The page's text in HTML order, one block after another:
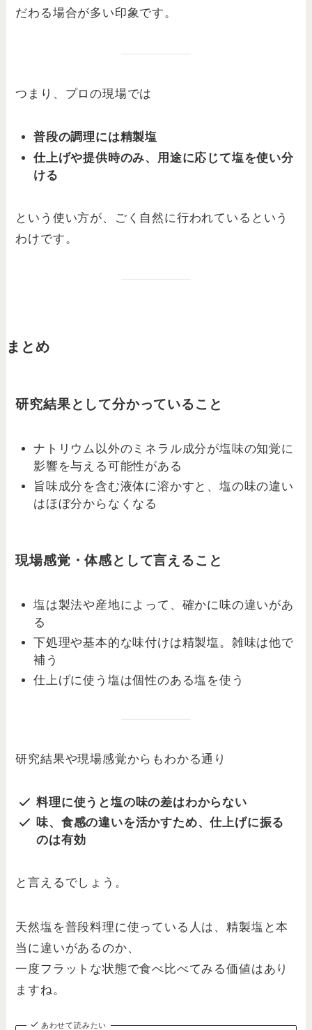
だわる場合が多い印象です。
つまり、プロの現場では
普段の調理には精製塩
仕上げや提供時のみ、用途に応じて塩を使い分
ける
という使い方が、ごく自然に行われているという
わけです。
まとめ
研究結果として分かっていること
ナトリウム以外のミネラル成分が塩味の知覚に
影響を与える可能性がある
旨味成分を含む液体に溶かすと、塩の味の違い
はほぼ分からなくなる
現場感覚・体感として言えること
塩は製法や産地によって、確かに味の違いがあ
る
下処理や基本的な味付けは精製塩。雑味は他で
補う
仕上げに使う塩は個性のある塩を使う
研究結果や現場感覚からもわかる通り
料理に使うと塩の味の差はわからない
味、食感の違いを活かすため、仕上げに振る
のは有効
と言えるでしょう。
天然塩を普段料理に使っている人は、精製塩と本
当に違いがあるのか、
一度フラットな状態で食べ比べてみる価値はあり
ますね。
あわせて読みたい